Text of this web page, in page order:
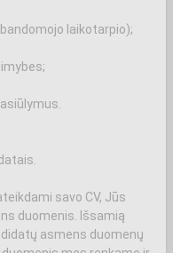
laikotarpio);
savo CV, Jūs
duomenis. Išsamią
asmens duomenų